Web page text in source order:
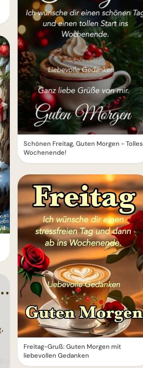
Schönen Freitag, Guten Morgen - Tolles
Wochenende!
Freitag-Gruß: Guten Morgen mit
liebevollen Gedanken